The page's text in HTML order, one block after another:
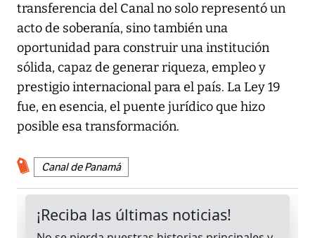
transferencia del Canal no solo representó un
acto de soberanía, sino también una
oportunidad para construir una institución
sólida, capaz de generar riqueza, empleo y
prestigio internacional para el país. La Ley 19
fue, en esencia, el puente jurídico que hizo
posible esa transformación.
Canal de Panamá